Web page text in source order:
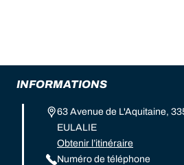
INFORMATIONS
63 Avenue de L'Aquitaine,
EULALIE
Obtenir l’itinéraire
Numéro de téléphone